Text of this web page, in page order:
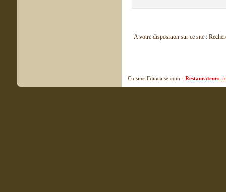
A votre disposition sur ce site :
Cuisine-Francaise.com - Restaurateurs ,